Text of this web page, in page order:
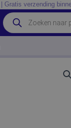
| Gratis verzending
Producten
zoeken